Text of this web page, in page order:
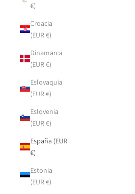
€)
Croacia
(EUR €)
Dinamarca
(EUR €)
Eslovaquia
(EUR €)
Eslovenia
(EUR €)
España (EUR
€)
Estonia
(EUR €)